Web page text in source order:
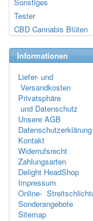
Tester
CBD Cannabis Blüten
Informationen
Liefer- und
Versandkosten
Privatsphäre
und Datenschutz
Unsere AGB
Datenschutzerklärung
Kontakt
Widerrufsrecht
Zahlungsarten
Delight HeadShop
Impressum
Online-
Sonderangebote
Sitemap